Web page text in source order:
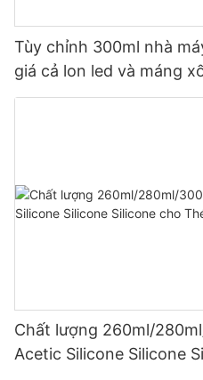
Tùy chỉnh 300ml nhà
giá cả lon led và máng
Chất lượng 260ml/
Acetic Silicone Silicone